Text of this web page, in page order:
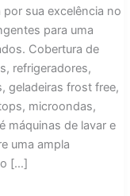
sua excelência no
para uma
Cobertura de
refrigeradores,
geladeiras frost free,
microondas,
máquinas de lavar e
uma ampla
o […]